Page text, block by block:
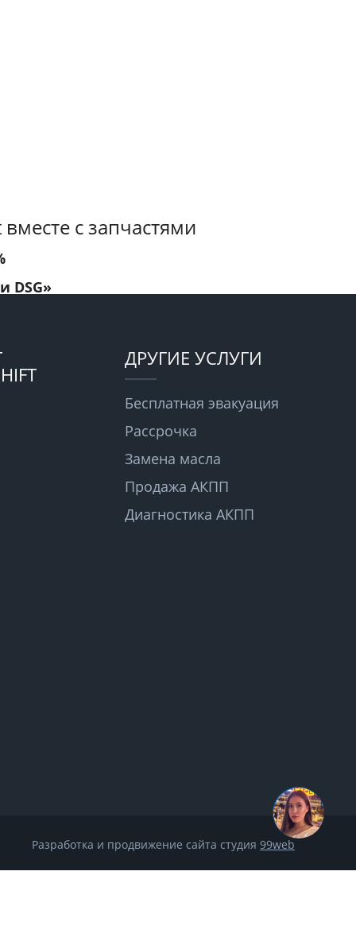
с запчастями
DSG»
ДРУГИЕ УСЛУГИ
Бесплатная эвакуация
Рассрочка
Замена масла
Продажа АКПП
Диагностика АКПП
Разработка и продвижение сайта студия 99web